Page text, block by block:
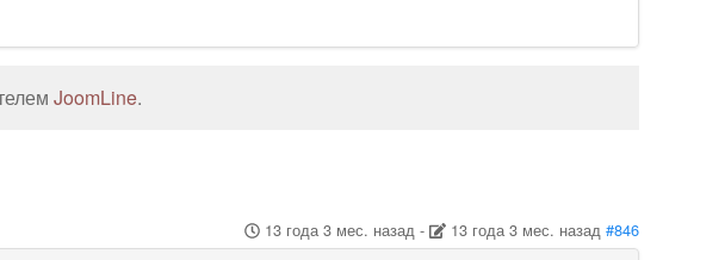
JoomLine.
13 года 3 мес. назад- 13 года 3 мес. назад #846